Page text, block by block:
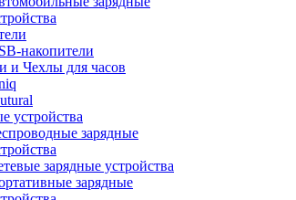
накопители
и Чехлы для часов
устройства
зарядные
зарядные устройства
зарядные